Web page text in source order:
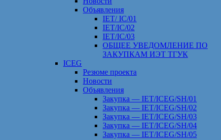
Объявления
IET/ IC/01
IET/IC/02
IET/IC/03
ОБЩЕЕ УВЕДОМЛЕНИЕ ПО
ЗАКУПКАМ ИЭТ ТГУК
ICEG
Резюме проекта
Новости
Объявления
Закупка — IET/ICEG/SH/01
Закупка — IET/ICEG/SH/02
Закупка — IET/ICEG/SH/03
Закупка — IET/ICEG/SH/04
Закупка — IET/ICEG/SH/05